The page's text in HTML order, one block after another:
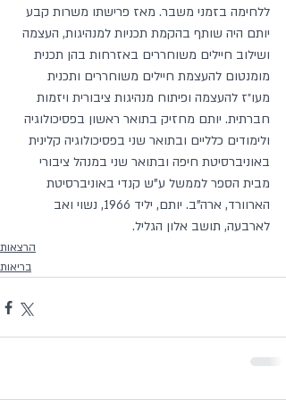
ללחימה בזמני משבר. מאז פרישתו משרות קבע
יותם היה שותף בהקמת תכניות למנהיגות, העצמה
ושילוב חיילים משוחררים באזרחות בהן תכנית
מומנטום להעצמת חיילים משוחררים ותכנית
מעו״ז להעצמה ופיתוח מנהיגות ציבורית ויזמות
חברתית. יותם מחזיק בתואר ראשון בפסיכולוגיה
ולימודים כלליים ובתואר שני בפסיכולוגיה קלינית
באוניברסיטת חיפה ובתואר שני במנהל ציבורי
מבית הספר לממשל ע"ש קנדי באוניברסיטת
הארוורד, ארה"ב. יותם, יליד 1966, נשוי ואב
לארבעה, תושב אלון הגליל.
הרצאות
בריאות